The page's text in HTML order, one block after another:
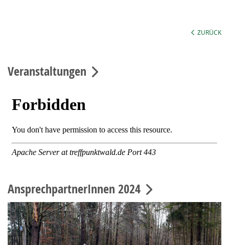
ZURÜCK
Veranstaltungen
AnsprechpartnerInnen 2024